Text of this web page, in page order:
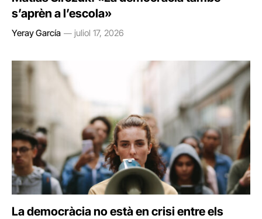
s’aprèn a l’escola»
Yeray García juliol 17, 2026
La democràcia no està en crisi entre els